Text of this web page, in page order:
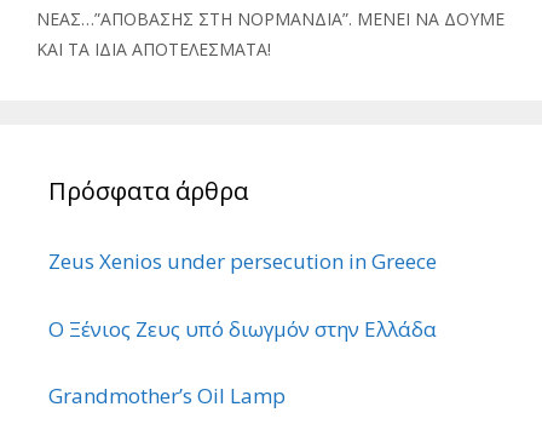
ΝΕΑΣ…”ΑΠΟΒΑΣΗΣ ΣΤΗ ΝΟΡΜΑΝΔΙΑ”. ΜΕΝΕΙ ΝΑ ΔΟΥΜΕ
ΚΑΙ ΤΑ ΙΔΙΑ ΑΠΟΤΕΛΕΣΜΑΤΑ!
Πρόσφατα άρθρα
Zeus Xenios under persecution in Greece
Ο Ξένιος Ζευς υπό διωγμόν στην Ελλάδα
Grandmother’s Oil Lamp